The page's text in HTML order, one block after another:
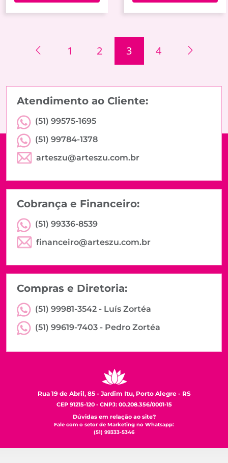
1 2 3 4
Atendimento ao Cliente:
(51) 99575-1695
(51) 99784-1378
arteszu@arteszu.com.br
Cobrança e Financeiro:
(51) 99336-8539
financeiro@arteszu.com.br
Compras e Diretoria:
(51) 99981-3542 - Luís Zortéa
(51) 99619-7403 - Pedro Zortéa
Rua 19 de Abril, 85 - Jardim Itu, Porto Alegre - RS
CEP 91215-120 - CNPJ: 00.208.356/0001-15
Dúvidas em relação ao site?
Fale com o setor de Marketing no Whatsapp:
(51) 99333-5346